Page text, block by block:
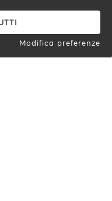
Modifica preferenze